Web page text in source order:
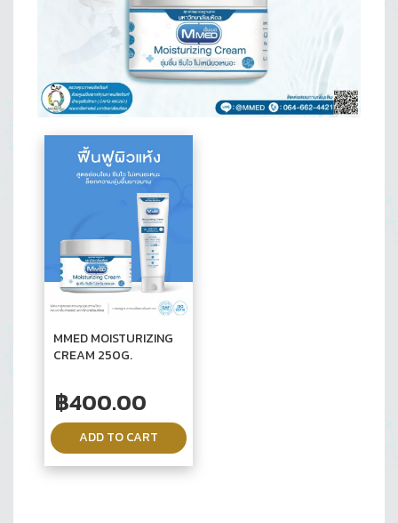
MMED MOISTURIZING
CREAM 250G.
฿400.00
ADD TO CART